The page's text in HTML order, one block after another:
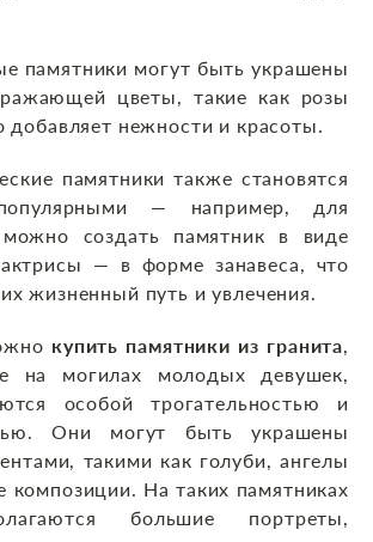
могут быть украшены
цветы, такие как розы
добавляет нежности и красоты.
памятники также становятся
— например, для
создать памятник в виде
— в форме занавеса, что
жизненный путь и увлечения.
купить памятники из гранита,
на могилах молодых девушек,
особой трогательностью и
Они могут быть украшены
такими как голуби, ангелы
композиции. На таких памятниках
большие портреты,